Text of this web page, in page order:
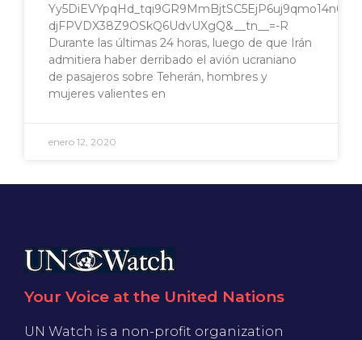
djFPVDX38Z9OSkQ6UdvUXgQ&__tn__=-R
Durante las últimas 24 horas, luego de que Irán
admitiera haber derribado el avión ucraniano
de pasajeros sobre Teherán, hombres y
mujeres valientes en
enero 12, 2020
Your Voice at the United Nations
UN Watch is a non-profit organization